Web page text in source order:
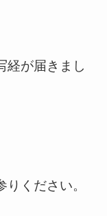
経が届きまし
ください。